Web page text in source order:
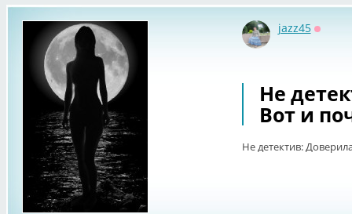
jazz45
Не
Вот и
Не детектив: